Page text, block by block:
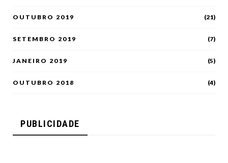
OUTUBRO 2019 (21)
SETEMBRO 2019 (7)
JANEIRO 2019 (5)
OUTUBRO 2018 (4)
PUBLICIDADE